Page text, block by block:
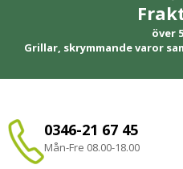
över
Grillar, skrymmande varor
0346-21 67 45
Mån-Fre 08.00-18.00